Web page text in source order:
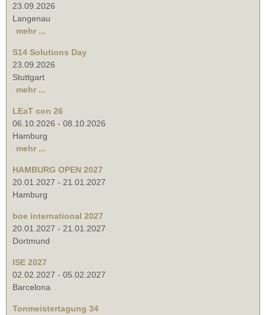
23.09.2026
Langenau
mehr ...
S14 Solutions Day
23.09.2026
Stuttgart
mehr ...
LEaT con 26
06.10.2026 - 08.10.2026
Hamburg
mehr ...
HAMBURG OPEN 2027
20.01.2027 - 21.01.2027
Hamburg
boe international 2027
20.01.2027 - 21.01.2027
Dortmund
ISE 2027
02.02.2027 - 05.02.2027
Barcelona
Tonmeistertagung 34